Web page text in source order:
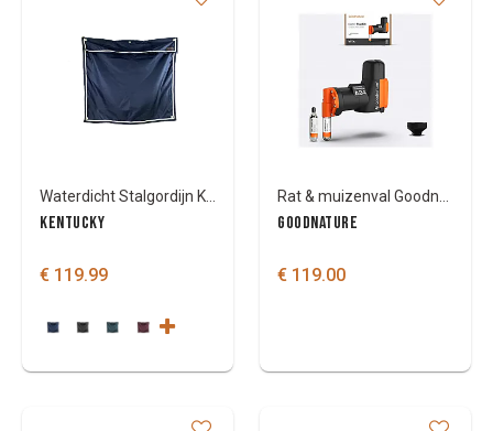
KENTUCKY
€ 119.99
GOODNATURE
€ 119.00